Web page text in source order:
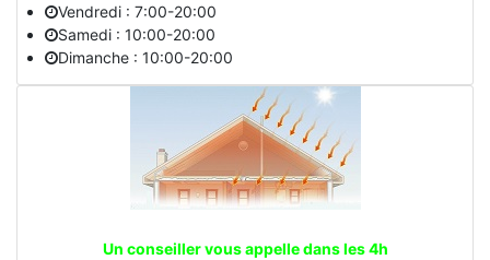
Vendredi : 7:00-20:00
Samedi : 10:00-20:00
Dimanche : 10:00-20:00
Un conseiller vous appelle dans les 4h